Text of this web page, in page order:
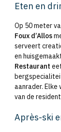
Eten en
Op 50 meter
Foux d’Allos
serveert
en
Restaurant
aanrader. Elke
van de
Après-ski